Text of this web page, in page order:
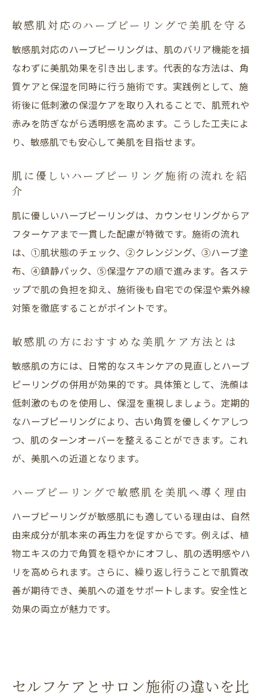
敏感肌対応のハーブピーリングで美肌を守る
敏感肌対応のハーブピーリングは、肌のバリア機能を損
なわずに美肌効果を引き出します。代表的な方法は、角
質ケアと保湿を同時に行う施術です。実践例として、施
術後に低刺激の保湿ケアを取り入れることで、肌荒れや
赤みを防ぎながら透明感を高めます。こうした工夫によ
り、敏感肌でも安心して美肌を目指せます。
肌に優しいハーブピーリング施術の流れを紹
介
肌に優しいハーブピーリングは、カウンセリングからア
フターケアまで一貫した配慮が特徴です。施術の流れ
は、①肌状態のチェック、②クレンジング、③ハーブ塗
布、④鎮静パック、⑤保湿ケアの順で進みます。各ステ
ップで肌の負担を抑え、施術後も自宅での保湿や紫外線
対策を徹底することがポイントです。
敏感肌の方におすすめな美肌ケア方法とは
敏感肌の方には、日常的なスキンケアの見直しとハーブ
ピーリングの併用が効果的です。具体策として、洗顔は
低刺激のものを使用し、保湿を重視しましょう。定期的
なハーブピーリングにより、古い角質を優しくケアしつ
つ、肌のターンオーバーを整えることができます。これ
が、美肌への近道となります。
ハーブピーリングで敏感肌を美肌へ導く理由
ハーブピーリングが敏感肌にも適している理由は、自然
由来成分が肌本来の再生力を促すからです。例えば、植
物エキスの力で角質を穏やかにオフし、肌の透明感やハ
リを高められます。さらに、繰り返し行うことで肌質改
善が期待でき、美肌への道をサポートします。安全性と
効果の両立が魅力です。
セルフケアとサロン施術の違いを比